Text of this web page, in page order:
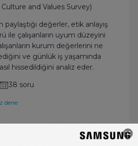
and Values Survey)
paylaştığı değerler, etik anlayış
ile çalışanların uyum düzeyini
kurum değerlerini ne
ve günlük iş yaşamında
hissedildiğini analiz eder.
38 soru
dene